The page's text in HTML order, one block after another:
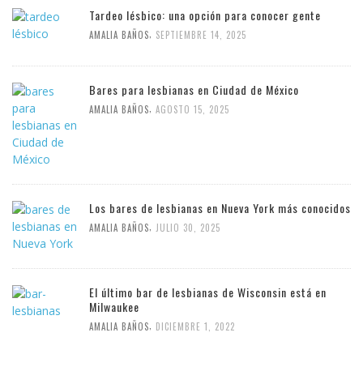
Tardeo lésbico: una opción para conocer gente
AMALIA BAÑOS SEPTIEMBRE 14, 2025
Bares para lesbianas en Ciudad de México
AMALIA BAÑOS AGOSTO 15, 2025
Los bares de lesbianas en Nueva York más conocidos
AMALIA BAÑOS JULIO 30, 2025
El último bar de lesbianas de Wisconsin está en
Milwaukee
AMALIA BAÑOS DICIEMBRE 1, 2022